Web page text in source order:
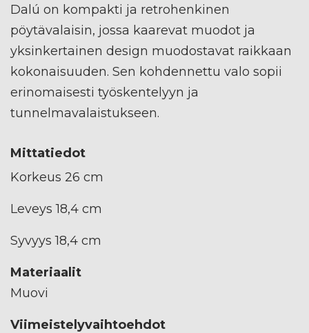
Dalú on kompakti ja retrohenkinen
pöytävalaisin, jossa kaarevat muodot ja
yksinkertainen design muodostavat raikkaan
kokonaisuuden. Sen kohdennettu valo sopii
erinomaisesti työskentelyyn ja
tunnelmavalaistukseen.
Mittatiedot
Korkeus 26 cm
Leveys 18,4 cm
Syvyys 18,4 cm
Materiaalit
Muovi
Viimeistelyvaihtoehdot